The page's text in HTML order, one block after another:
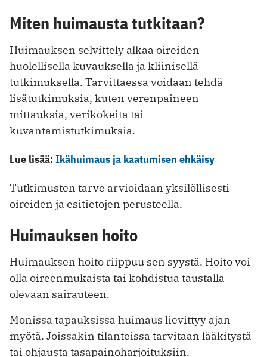
Miten huimausta tutkitaan?
Huimauksen selvittely alkaa oireiden
huolellisella kuvauksella ja kliinisellä
tutkimuksella. Tarvittaessa voidaan tehdä
lisätutkimuksia, kuten verenpaineen
mittauksia, verikokeita tai
kuvantamistutkimuksia.
Lue lisää:Ikähuimaus ja kaatumisen ehkäisy
Tutkimusten tarve arvioidaan yksilöllisesti
oireiden ja esitietojen perusteella.
Huimauksen hoito
Huimauksen hoito riippuu sen syystä. Hoito voi
olla oireenmukaista tai kohdistua taustalla
olevaan sairauteen.
Monissa tapauksissa huimaus lievittyy ajan
myötä. Joissakin tilanteissa tarvitaan lääkitystä
tai ohjausta tasapainoharjoituksiin.